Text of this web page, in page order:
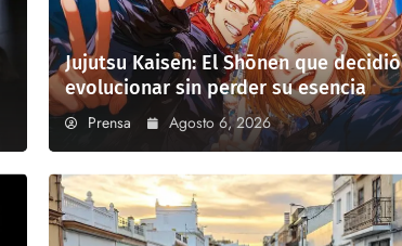
Jujutsu Kaisen: El Shōnen que decidió
evolucionar sin perder su esencia
Prensa Agosto 6, 2026